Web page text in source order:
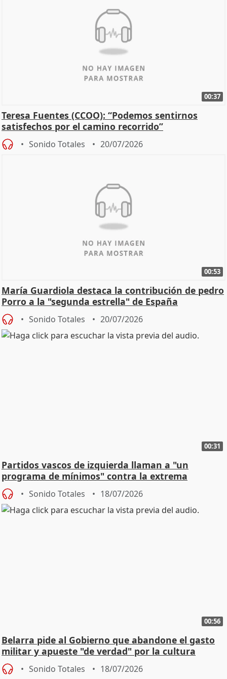
00:37
Teresa Fuentes (CCOO): “Podemos sentirnos
satisfechos por el camino recorrido”
Sonido Totales 20/07/2026
00:53
María Guardiola destaca la contribución de pedro
Porro a la "segunda estrella" de España
Sonido Totales 20/07/2026
00:31
Partidos vascos de izquierda llaman a "un
programa de mínimos" contra la extrema
derecha
Sonido Totales 18/07/2026
00:56
Belarra pide al Gobierno que abandone el gasto
militar y apueste "de verdad" por la cultura
Sonido Totales 18/07/2026